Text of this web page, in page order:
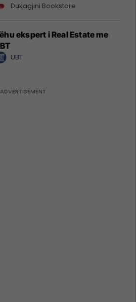
Dukagjini Bookstore
ekspert i Real Estate me
UBT